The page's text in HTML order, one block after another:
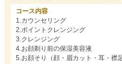
コース内容
1.カウンセリング
2.ポイントクレンジング
3.クレンジング
4.お顔剃り前の保湿美容液
5.お顔そり（顔・眉カット・耳・襟足